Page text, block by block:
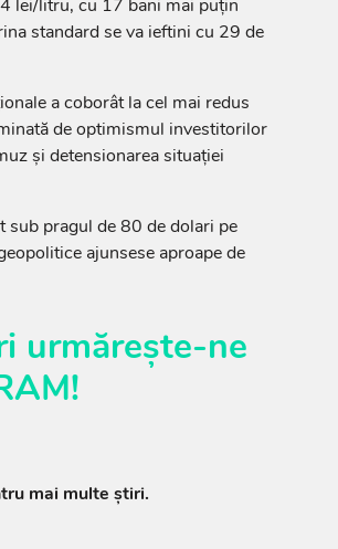
lei/litru, cu 17 bani mai puțin
standard se va ieftini cu 29 de
a coborât la cel mai redus
de optimismul investitorilor
și detensionarea situației
sub pragul de 80 de dolari pe
ajunsese aproape de
urmărește-ne
!
mai multe știri.